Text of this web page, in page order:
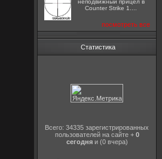
неподвижный прицел в
Counter Strike 1....
посмотреть все
Статистика
Всего: 34335 зарегистрированных
пользователей на сайте + 0
сегодняи (0 вчера)